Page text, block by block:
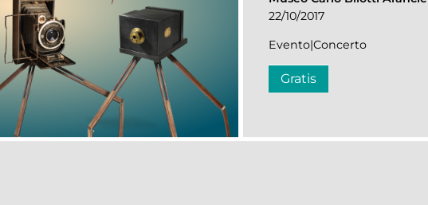
22/10/2017
Evento|Concerto
Gratis